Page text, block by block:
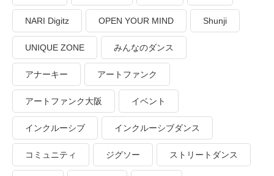
NARI Digitz OPEN YOUR MIND Shunji
UNIQUE ZONE みんなのダンス
アナーキー アートファンク
アートファンク大阪 イベント
インクルーシブ インクルーシブダンス
コミュニティ ジグソー ストリートダンス